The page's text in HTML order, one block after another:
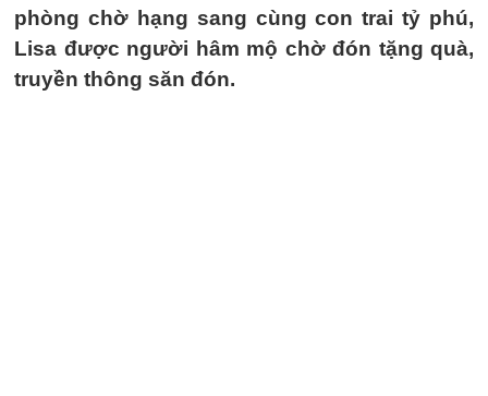
phòng chờ hạng sang cùng con trai tỷ phú,
Lisa được người hâm mộ chờ đón tặng quà,
truyền thông săn đón.